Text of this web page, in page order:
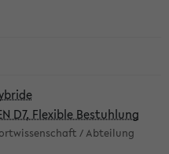
D7, Flexible Bestuhlung
/ Abteilung